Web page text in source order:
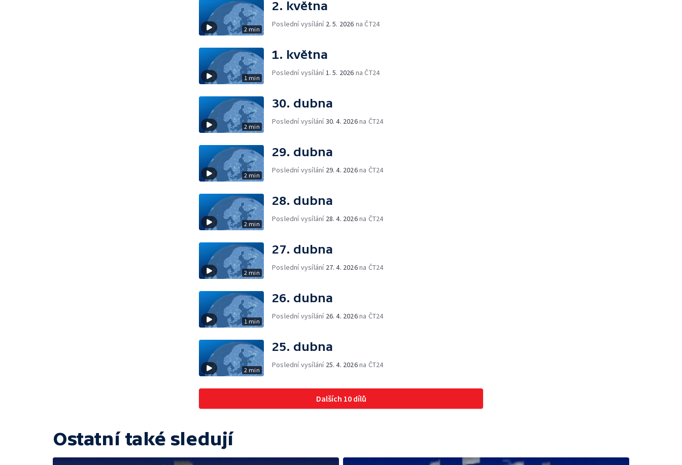
2 min
2. května
Poslední vysílání 2. 5. 2026 na ČT24
1 min
1. května
Poslední vysílání 1. 5. 2026 na ČT24
2 min
30. dubna
Poslední vysílání30. 4. 2026na ČT24
2 min
29. dubna
Poslední vysílání 29. 4. 2026na ČT24
2 min
28. dubna
Poslední vysílání 28. 4. 2026na ČT24
2 min
27. dubna
Poslední vysílání 27. 4. 2026na ČT24
1 min
26. dubna
Poslední vysílání 26. 4. 2026na ČT24
2 min
25. dubna
Poslední vysílání 25. 4. 2026na ČT24
Dalších 10 dílů
Ostatní také sledují